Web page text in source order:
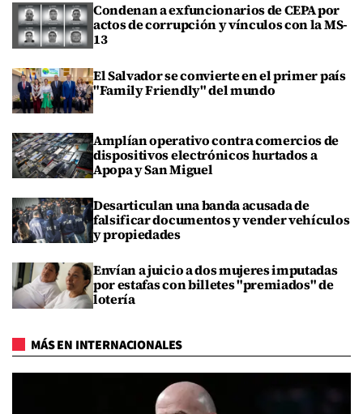
Condenan a exfuncionarios de CEPA por
actos de corrupción y vínculos con la MS-
13
El Salvador se convierte en el primer país
"Family Friendly" del mundo
Amplían operativo contra comercios de
dispositivos electrónicos hurtados a
Apopa y San Miguel
Desarticulan una banda acusada de
falsificar documentos y vender vehículos
y propiedades
Envían a juicio a dos mujeres imputadas
por estafas con billetes "premiados" de
lotería
MÁS EN INTERNACIONALES